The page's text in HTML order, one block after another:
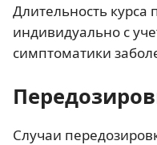
Длительность курса
индивидуально с
симптоматики
Случаи